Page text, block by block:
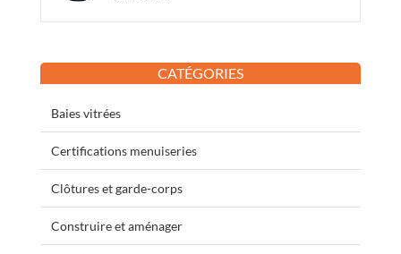
CATÉGORIES
Baies vitrées
Certifications menuiseries
Clôtures et garde-corps
Construire et aménager